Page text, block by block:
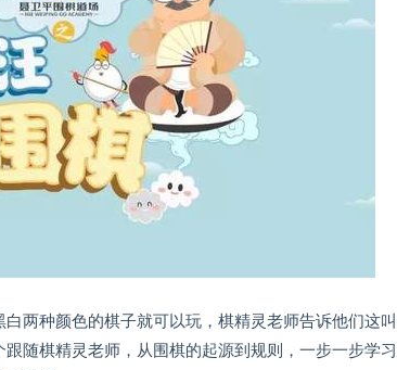
两种颜色的棋子就可以玩，棋精灵老师告诉他们这
随棋精灵老师，从围棋的起源到规则，一步一步学